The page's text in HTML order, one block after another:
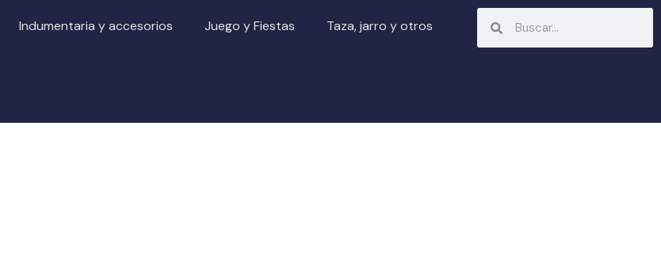
Indumentaria y accesorios Juego y Fiestas Taza, jarro y otros